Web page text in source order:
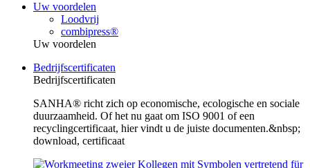
Uw voordelen
Loodvrij
combipress®
Uw voordelen
Bedrijfscertificaten
Bedrijfscertificaten
SANHA® richt zich op economische, ecologische en sociale
duurzaamheid. Of het nu gaat om ISO 9001 of een
recyclingcertificaat, hier vindt u de juiste documenten.&nbsp;
download, certificaat